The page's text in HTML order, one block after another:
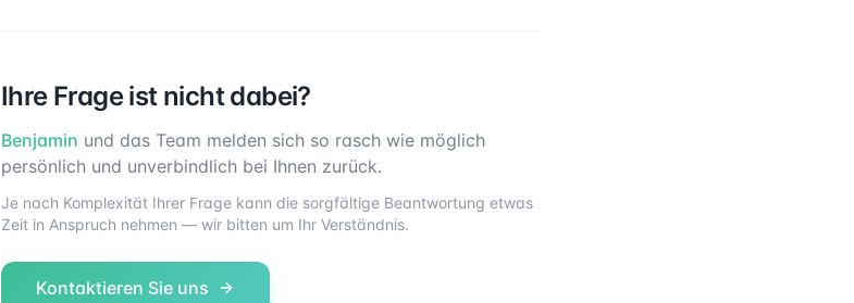
Ihre Frage ist nicht dabei?
Benjamin und das Team melden sich so rasch wie möglich
persönlich und unverbindlich bei Ihnen zurück.
Je nach Komplexität Ihrer Frage kann die sorgfältige Beantwortung etwas
Zeit in Anspruch nehmen — wir bitten um Ihr Verständnis.
Kontaktieren Sie uns